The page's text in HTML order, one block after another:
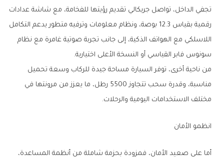
تجفي الداخل، تواصل جريكالي تقديم رؤيتها للفخامة، مع شاشة عدادات
رقمية بقياس 12.3 بوصة، ونظام معلومات وترفيه متطور يدعم التكامل
اللاسلكي مع الهواتف الذكية، إلى جانب تجربة صوتية غامرة مع نظام
سونوس فابر القياسي أو النسخة الأعلى اختيارية.
من ناحية أخرى، توفر السيارة مساحة جيدة للركاب وسعة تحميل
مناسبة، وقدرة سحب تتجاوز 5500 رطل، ما يعزز من مرونتها في
مختلف الاستخدامات اليومية والرحلات.
انظمو الأمان
أما على صعيد الأمان، فمزودة بحزمة شاملة من أنظمة المساعدة،